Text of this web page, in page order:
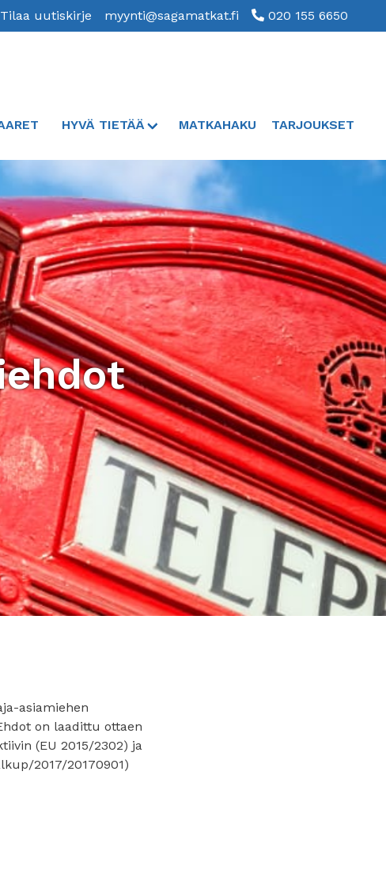
Tilaa uutiskirje myynti@sagamatkat.fi 020 155 6650
HYVÄ TIETÄÄ MATKAHAKU TARJOUKSET
asiamiehen
on laadittu ottaen
(EU 2015/2302) ja
2017/20170901)